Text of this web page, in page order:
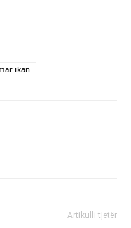
ikan
Artikulli tjetër